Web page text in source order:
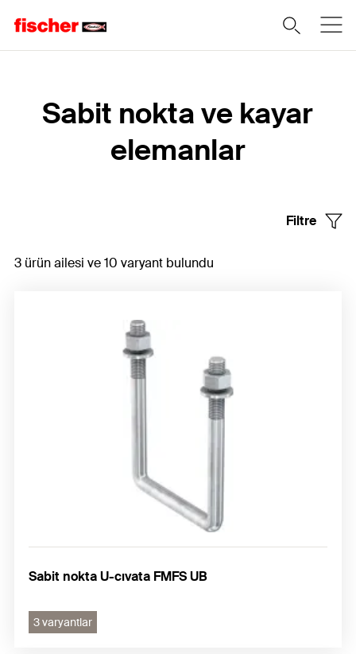
Sabit nokta ve kayar
elemanlar
Filtre
3 ürün ailesi ve 10 varyant bulundu
Sabit nokta U-cıvata FMFS UB
3 varyantlar